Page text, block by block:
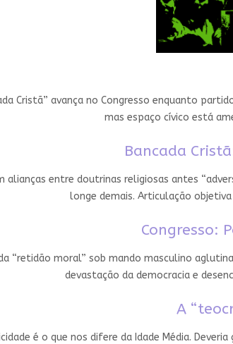
Cristã” avança no Congresso enquanto
mas espaço cívico está
Bancada
alianças entre doutrinas religiosas antes
longe demais. Articulação
Congresso:
“retidão moral” sob mando masculino
devastação da democracia e
A
é o que nos difere da Idade Média.